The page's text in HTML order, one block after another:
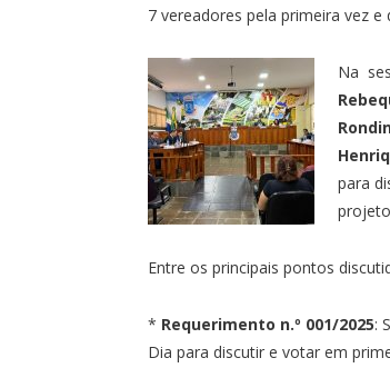
7 vereadores pela primeira vez
Na
para
Entre os principais pontos
* Requerimento n.º 001/2025:
Dia para discutir e votar em